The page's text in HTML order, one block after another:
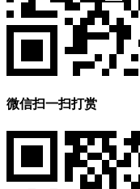
微信扫一扫打赏